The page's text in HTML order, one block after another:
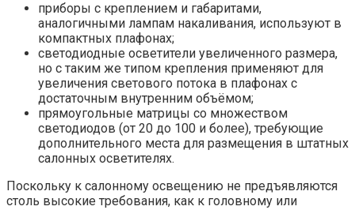
приборы с креплением и габаритами,
аналогичными лампам накаливания, используют в
компактных плафонах;
светодиодные осветители увеличенного размера,
но с таким же типом крепления применяют для
увеличения светового потока в плафонах с
достаточным внутренним объёмом;
прямоугольные матрицы со множеством
светодиодов (от 20 до 100 и более), требующие
дополнительного места для размещения в штатных
салонных осветителях.
Поскольку к салонному освещению не предъявляются
столь высокие требования, как к головному или